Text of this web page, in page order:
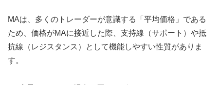
MAは、多くのトレーダーが意識する「平均価格」である
ため、価格がMAに接近した際、支持線（サポート）や抵
抗線（レジスタンス）として機能しやすい性質がありま
す。